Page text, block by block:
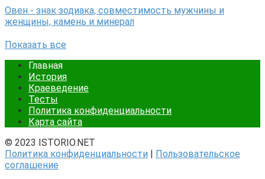
Овен - знак зодиака, совместимость мужчины и
женщины, камень и минерал
Показать все
Главная
История
Краеведение
Тесты
Политика конфиденциальности
Карта сайта
© 2023 ISTORIO.NET
Политика конфиденциальности | Пользовательское
соглашение